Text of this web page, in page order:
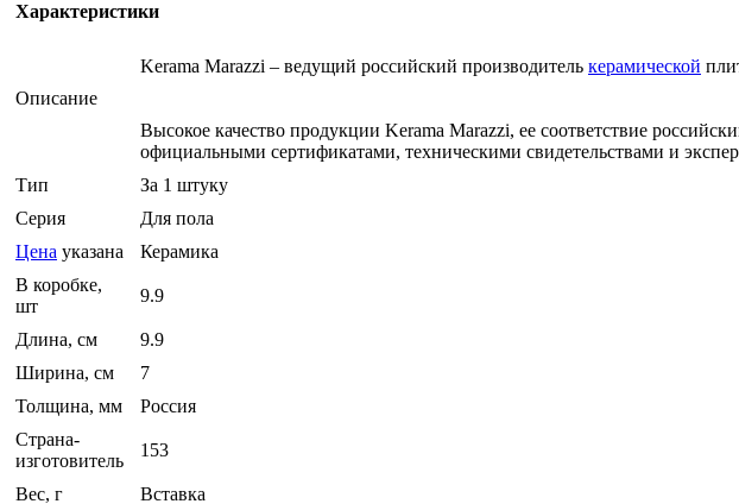
Характеристики
Описание
Kerama Marazzi – ведущий российский производитель керамической
Высокое качество продукции Kerama Marazzi, ее соответствие
официальными сертификатами, техническими свидетельствами и
Тип
За 1 штуку
Серия
Для пола
Цена указана
Керамика
В коробке,
шт
9.9
Длина, см
9.9
Ширина, см
7
Толщина, мм
Россия
Страна-
изготовитель
153
Вес, г Вставка